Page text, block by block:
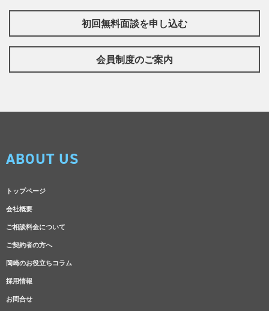
初回無料面談を申し込む
会員制度のご案内
ABOUT US
トップページ
会社概要
ご相談料金について
ご契約者の方へ
岡崎のお役立ちコラム
採用情報
お問合せ